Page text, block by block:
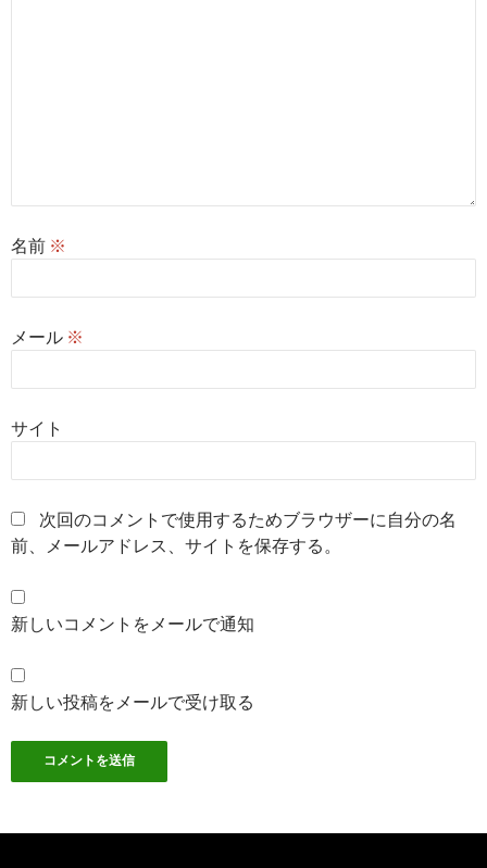
名前 ※
メール ※
サイト
次回のコメントで使用するためブラウザーに自分の名
前、メールアドレス、サイトを保存する。
新しいコメントをメールで通知
新しい投稿をメールで受け取る